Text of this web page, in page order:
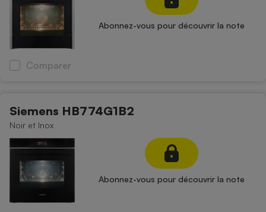
Abonnez-vous pour découvrir la note
Comparer
Siemens HB774G1B2
Noir et Inox
Abonnez-vous pour découvrir la note